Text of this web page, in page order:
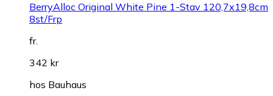
BerryAlloc Original White Pine 1-Stav 120,7x19,8cm
8st/Frp
fr.
342 kr
hos Bauhaus